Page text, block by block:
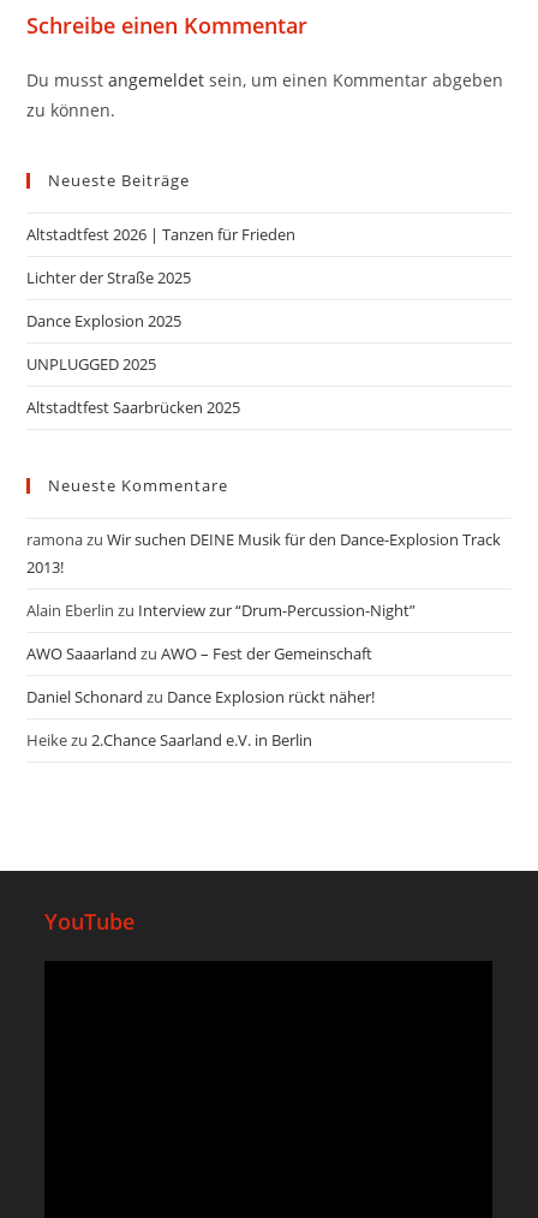
Schreibe einen Kommentar
Du musstangemeldet sein, um einen Kommentar abgeben
zu können.
Neueste Beiträge
Altstadtfest 2026 | Tanzen für Frieden
Lichter der Straße 2025
Dance Explosion 2025
UNPLUGGED 2025
Altstadtfest Saarbrücken 2025
Neueste Kommentare
ramonazuWir suchen DEINE Musik für den Dance-Explosion Track
2013!
Alain Eberlin zu Interview zur “Drum-Percussion-Night”
AWO Saaarland zuAWO – Fest der Gemeinschaft
Daniel Schonard zu Dance Explosion rückt näher!
Heikezu2.Chance Saarland e.V. in Berlin
YouTube